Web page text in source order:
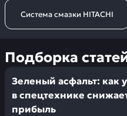
Система смазки HITACHI
Подборка
Зеленый асфальт: как
в спецтехнике
прибыль